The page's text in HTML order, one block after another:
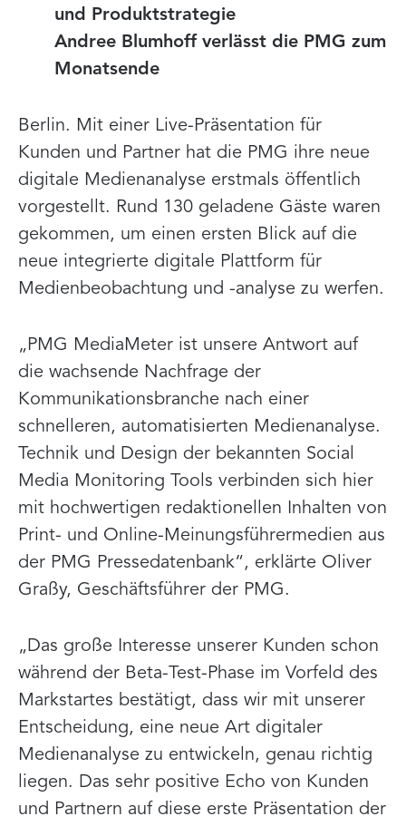
und Produktstrategie
Andree Blumhoff verlässt die PMG zum
Monatsende
Berlin. Mit einer Live-Präsentation für
Kunden und Partner hat die PMG ihre neue
digitale Medienanalyse erstmals öffentlich
vorgestellt. Rund 130 geladene Gäste waren
gekommen, um einen ersten Blick auf die
neue integrierte digitale Plattform für
Medienbeobachtung und -analyse zu werfen.
„PMG MediaMeter ist unsere Antwort auf
die wachsende Nachfrage der
Kommunikationsbranche nach einer
schnelleren, automatisierten Medienanalyse.
Technik und Design der bekannten Social
Media Monitoring Tools verbinden sich hier
mit hochwertigen redaktionellen Inhalten von
Print- und Online-Meinungsführermedien aus
der PMG Pressedatenbank“, erklärte Oliver
Graßy, Geschäftsführer der PMG.
„Das große Interesse unserer Kunden schon
während der Beta-Test-Phase im Vorfeld des
Markstartes bestätigt, dass wir mit unserer
Entscheidung, eine neue Art digitaler
Medienanalyse zu entwickeln, genau richtig
liegen. Das sehr positive Echo von Kunden
und Partnern auf diese erste Präsentation der